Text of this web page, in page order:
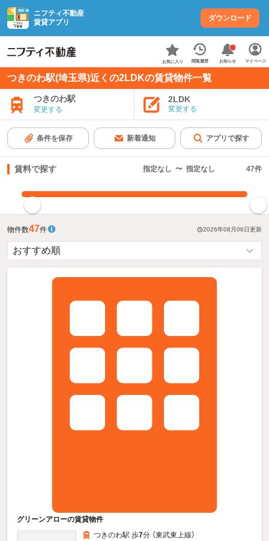
ニフティ不動産
賃貸アプリ
ダウンロード
お気に入り 閲覧履歴 お知らせ マイページ
つきのわ駅(埼玉県)近くの2LDKの賃貸物件一覧
つきのわ駅
変更する
2LDK
変更する
条件を保存 新着通知 アプリで探す
賃料で探す 指定なし 〜 指定なし 47件
物件数47件 2026年08月06日更新
グリーンアローの賃貸物件
つきのわ駅 歩7分 （東武東上線）